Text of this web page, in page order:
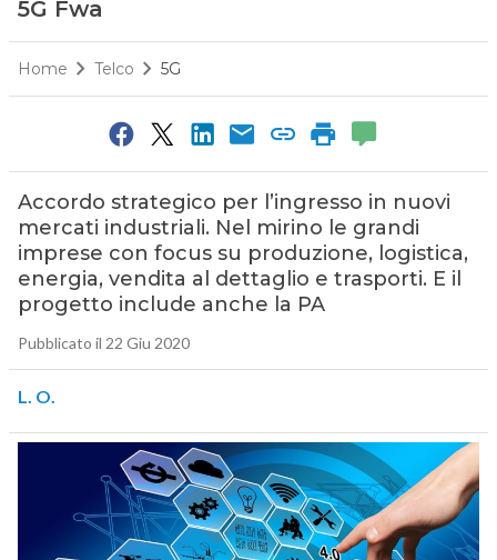
5G Fwa
Home Telco 5G
Accordo strategico per l’ingresso in nuovi
mercati industriali. Nel mirino le grandi
imprese con focus su produzione, logistica,
energia, vendita al dettaglio e trasporti. E il
progetto include anche la PA
Pubblicato il 22 Giu 2020
L. O.